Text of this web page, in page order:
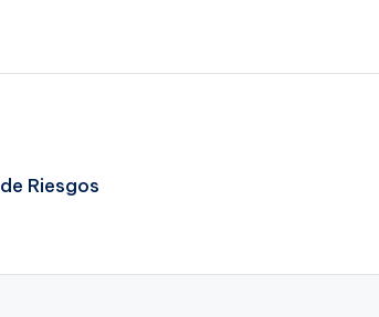
Riesgos